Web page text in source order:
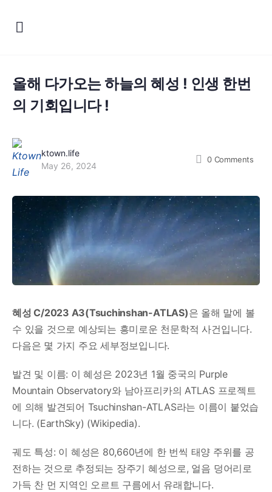
올해 다가오는 하늘의 혜성 ! 인생 한번
의 기회입니다 !
ktown.life
May 26, 2024
0 Comments
혜성 C/2023 A3(Tsuchinshan-ATLAS)은 올해 말에 볼
수 있을 것으로 예상되는 흥미로운 천문학적 사건입니다.
다음은 몇 가지 주요 세부정보입니다.
발견 및 이름: 이 혜성은 2023년 1월 중국의 Purple
Mountain Observatory와 남아프리카의 ATLAS 프로젝트
에 의해 발견되어 Tsuchinshan-ATLAS라는 이름이 붙었습
니다.​ (EarthSky)​​ (Wikipedia)​.
궤도 특성: 이 혜성은 80,660년에 한 번씩 태양 주위를 공
전하는 것으로 추정되는 장주기 혜성으로, 얼음 덩어리로
가득 찬 먼 지역인 오르트 구름에서 유래합니다.​